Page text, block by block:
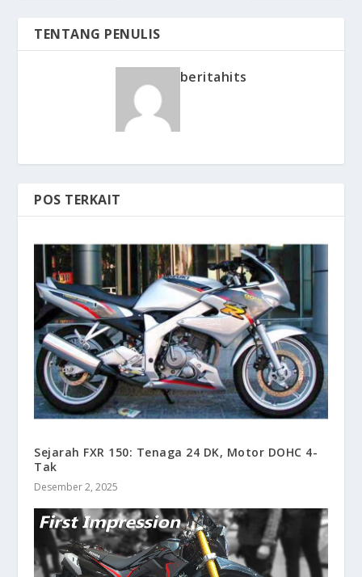
TENTANG PENULIS
beritahits
POS TERKAIT
Sejarah FXR 150: Tenaga 24 DK, Motor DOHC 4-
Tak
Desember 2, 2025